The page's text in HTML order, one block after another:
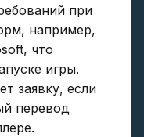
при
например,
что
игры.
заявку, если
перевод